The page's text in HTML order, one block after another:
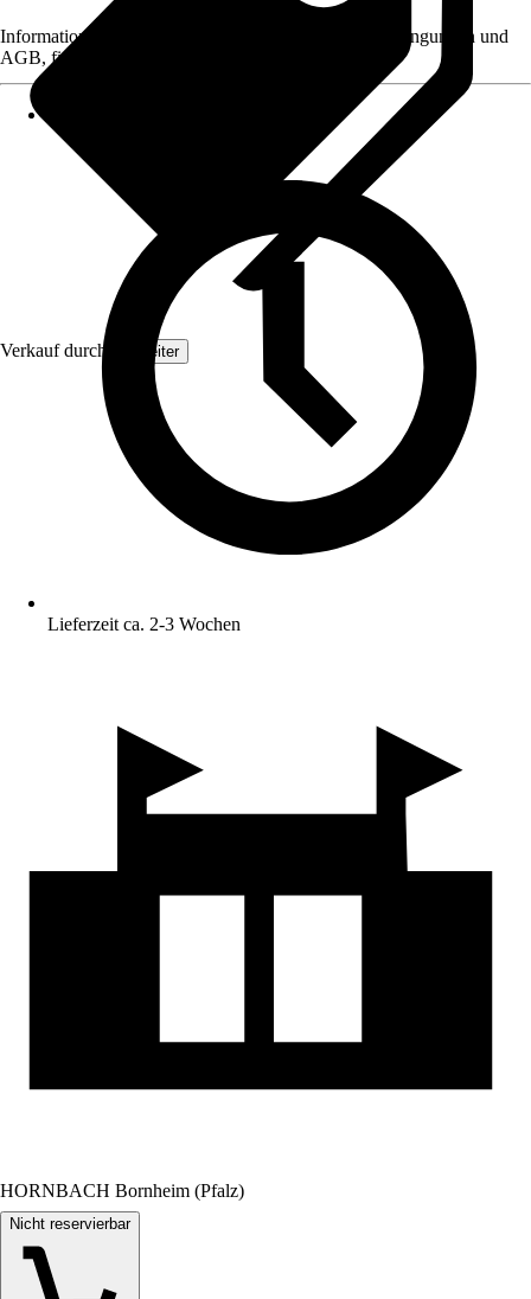
Verkauf durch: Topleiter
Informationen des Verkäufers, wie z. B. Rückgabebedingungen und
AGB, finden Sie bei Klick auf den Verkäufernamen.
Lieferzeit ca. 2-3 Wochen
HORNBACH Bornheim (Pfalz)
Nicht reservierbar